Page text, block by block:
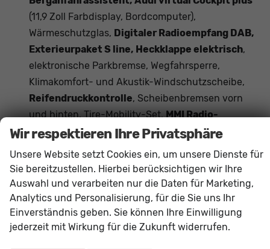
(11,9 Zoll Farbdisplay, Bordcomputer),
Wärmeschutzglas, Digitaler Radioempfang DAB,
Exterieurpaket S line, Heckklappe elektrisch,
elektronische Parkbremse, Wegfahrsperre,
Klimakomfort- und Akustik-Windschutzscheibe,
Reifendruckkontrolle, Scheibenbremsen vorn
und hinten, Tire-Mobility-Set,MMI Radio-
Navigationssystem(Touchscreen),
navigation und Infotainment, App Store und
Audi Smartphone(wireless App-Connect),
Kopfstützen,erweiterter
Fahreraufmerksamkeitsassistent, Front
Assist inkl. City-Notbremsfunktion,
Wir respektieren Ihre Privatsphäre
Unsere Website setzt Cookies ein, um unsere Dienste für
Sie bereitzustellen. Hierbei berücksichtigen wir Ihre
Auswahl und verarbeiten nur die Daten für Marketing,
Analytics und Personalisierung, für die Sie uns Ihr
Einverständnis geben. Sie können Ihre Einwilligung
jederzeit mit Wirkung für die Zukunft widerrufen.